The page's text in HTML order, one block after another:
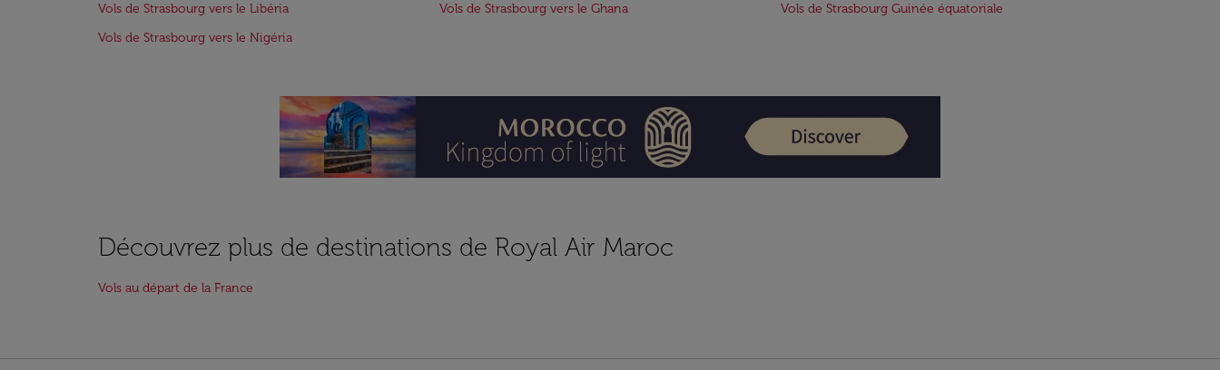
Vols de Strasbourg vers le Libéria Vols de Strasbourg vers le Ghana
Vols de Strasbourg Guinée équatoriale
Vols de Strasbourg vers le Nigéria
Découvrez plus de destinations de Royal Air Maroc
Vols au départ de la France